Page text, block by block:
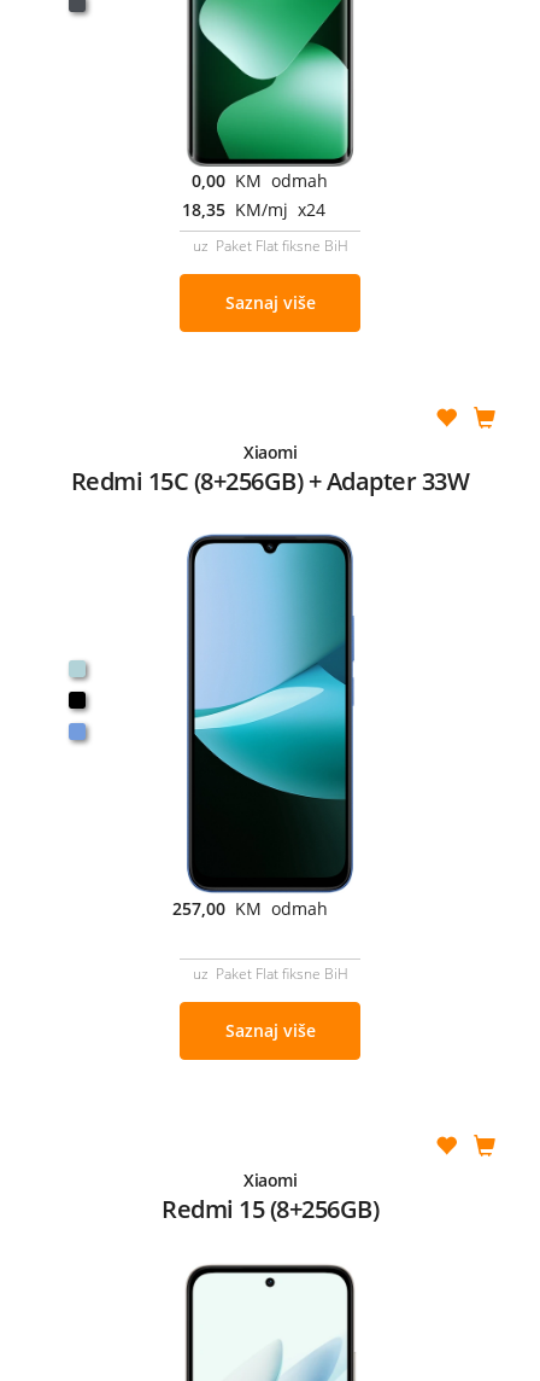
0,00 KM odmah
18,35 KM/mj x24
uz Paket Flat fiksne BiH
Saznaj više
Xiaomi
Redmi 15C (8+256GB) + Adapter 33W
257,00 KM odmah
uz Paket Flat fiksne BiH
Saznaj više
Xiaomi
Redmi 15 (8+256GB)